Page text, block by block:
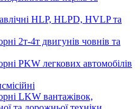
HLP, HLPD, HVLP та
2т-4т двигунів човнів та
PKW легкових автомобілів
LKW вантажівок,